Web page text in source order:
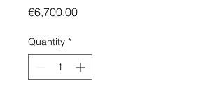
€6,700.00Price
Quantity *